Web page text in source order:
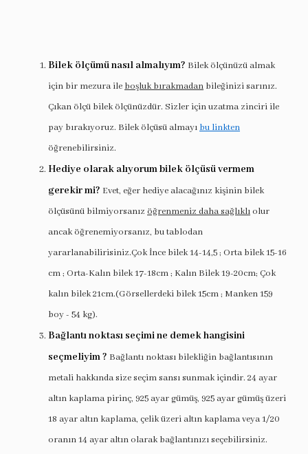
Bilek ölçümü nasıl almalıyım? Bilek ölçünüzü almak
için bir mezura ile boşluk bırakmadan bileğinizi sarınız.
Çıkan ölçü bilek ölçünüzdür. Sizler için uzatma zinciri ile
pay bırakıyoruz. Bilek ölçüsü almayı bu linkten
öğrenebilirsiniz.
Hediye olarak alıyorum bilek ölçüsü vermem
gerekir mi? Evet, eğer hediye alacağınız kişinin bilek
ölçüsünü bilmiyorsanız öğrenmeniz daha sağlıklı olur
ancak öğrenemiyorsanız, bu tablodan
yararlanabilirisiniz.Çok İnce bilek 14-14,5 ; Orta bilek 15-16
cm ; Orta-Kalın bilek 17-18cm ; Kalın Bilek 19-20cm; Çok
kalın bilek 21cm.(Görsellerdeki bilek 15cm ; Manken 159
boy - 54 kg).
Bağlantı noktası seçimi ne demek hangisini
seçmeliyim ? Bağlantı noktası bilekliğin bağlantısının
metali hakkında size seçim sansı sunmak içindir. 24 ayar
altın kaplama pirinç, 925 ayar gümüş, 925 ayar gümüş üzeri
18 ayar altın kaplama, çelik üzeri altın kaplama veya 1/20
oranın 14 ayar altın olarak bağlantınızı seçebilirsiniz.